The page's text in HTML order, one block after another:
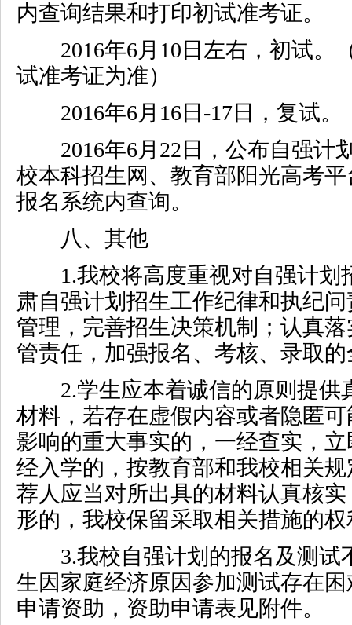
内查询结果和打印初试准考证。
2016年6月 10 日左右，初试。
试准考证为准）
2016年6月 16日 -17日，复试。
2016年6月 22 日，公布自强计
校本科招生网、教育部阳光高考
报名系统内查询。
八、其他
1.我校将高度重视对自强计划
肃自强计划招生工作纪律和执纪
管理，完善招生决策机制；认真
管责任，加强报名、考核、录取
2.学生应本着诚信的原则提供
材料，若存在虚假内容或者隐匿
影响的重大事实的，一经查实，
经入学的，按教育部和我校相关
荐人应当对所出具的材料认真核
形的，我校保留采取相关措施的权
3.我校自强计划的报名及测试
生因家庭经济原因参加测试存在
申请资助，资助申请表见附件。